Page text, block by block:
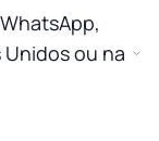
Unidos ou na